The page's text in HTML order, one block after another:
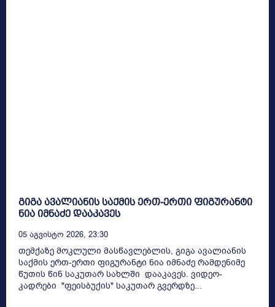
გიგა ავალიანის საქმის ერთ-ერთი ფიგურანტი
ნია იმნაძე დააკავეს
05 Აგვისტო 2026, 23:30
თემქაზე მოკლული მასწავლებლის, გიგა ავალიანის
საქმის ერთ-ერთი ფიგურანტი ნია იმნაძე რამდენიმე
წუთის წინ საკუთარ სახლში დააკავეს. ვიდეო-
კადრები "ფეისბუქის" საკუთარ გვერდზე...